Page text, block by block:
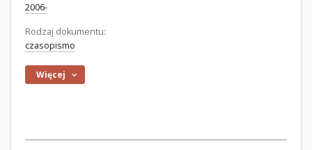
2006-
Rodzaj dokumentu:
czasopismo
Więcej